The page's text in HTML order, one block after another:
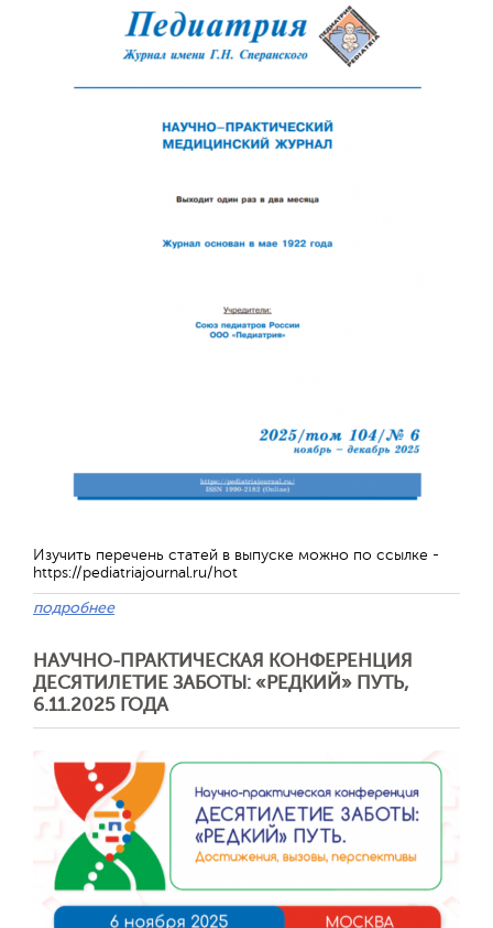
Изучить перечень статей в выпуске можно по ссылке -
https://pediatriajournal.ru/hot
подробнее
НАУЧНО-ПРАКТИЧЕСКАЯ КОНФЕРЕНЦИЯ
ДЕСЯТИЛЕТИЕ ЗАБОТЫ: «РЕДКИЙ» ПУТЬ,
6.11.2025 ГОДА